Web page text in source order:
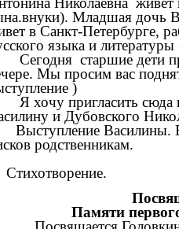
Младшая дочь
в Санкт-Петербурге,
языка и
Сегодня старшие дети
Мы просим вас
)
Я хочу пригласить сюда
и Дубовского
Выступление Василины.
родственникам.
Стихотворение.
Памяти